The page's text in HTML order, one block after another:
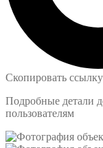
Скопировать ссылку
Подробные детали
пользователям